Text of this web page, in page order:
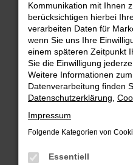
Fehler:
Beim Laden ist ein
Hier sind ein paar
Überprüfe deine
Laden andere
Suchmaschine?
Prüfe deine
können das Laden
Kommunikation mit Ihnen
berücksichtigen hierbei
verarbeiten Daten für
wenn Sie uns Ihre
einem späteren Zeitpunkt
Sie die Einwilligung
Weitere Informationen
Datenverarbeitung finden
Datenschutzerklärung
Impressum
Folgende Kategorien von
Essentiell